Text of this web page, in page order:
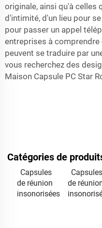
originale, ainsi qu'à celles
d'intimité, d'un lieu pour
pour passer un appel
entreprises à
peuvent se traduire par
vous recherchez des
Maison Capsule PC Star
Catégories de
Capsules
de réunion
insonorisées
Capsules
de